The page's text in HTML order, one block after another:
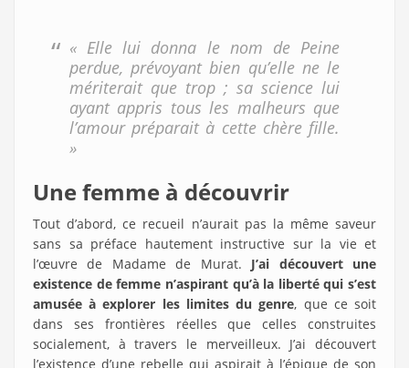
« Elle lui donna le nom de Peine
perdue, prévoyant bien qu’elle ne le
mériterait que trop ; sa science lui
ayant appris tous les malheurs que
l’amour préparait à cette chère fille.
»
Une femme à découvrir
Tout d’abord, ce recueil n’aurait pas la même saveur
sans sa préface hautement instructive sur la vie et
l’œuvre de Madame de Murat. J’ai découvert une
existence de femme n’aspirant qu’à la liberté qui s’est
amusée à explorer les limites du genre, que ce soit
dans ses frontières réelles que celles construites
socialement, à travers le merveilleux. J’ai découvert
l’existence d’une rebelle qui aspirait à l’épique de son